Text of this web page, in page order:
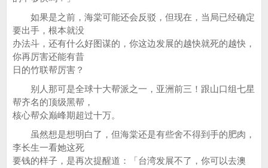
如果是之前，海棠可能还会反驳，但现在，当局已经确定
要出手，根本就没
办法斗，还有什么好图谋的，你这边发展的越快就死的越快，
你再厉害还能有昔
日的竹联帮厉害？
别人那可是全球十大帮派之一，亚洲前三！跟山口组七星
帮齐名的顶级黑帮，
核心帮众巅峰期超过十万。
虽然想是想明白了，但海棠还是有些舍不得到手的肥肉，
李长生一看她这死
要钱的样子，是再次提醒道：「台湾发展不了，你可以去澳